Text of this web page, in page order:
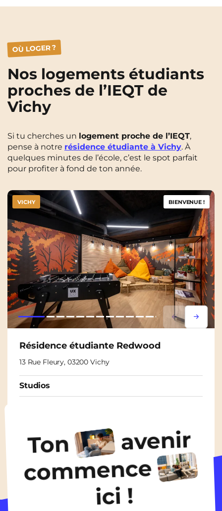
OÙ LOGER ?
Nos logements étudiants
proches de l’IEQT de
Vichy
Si tu cherches un logement proche de l’IEQT,
pense à notre résidence étudiante à Vichy. À
quelques minutes de l’école, c’est le spot parfait
pour profiter à fond de ton année.
Lorem ipsum
Lorem
VICHY BIENVENUE !
Résidence étudiante Redwood
13 Rue Fleury, 03200 Vichy
Studios
Découvrir les logements
Ton avenir
commence
ici !